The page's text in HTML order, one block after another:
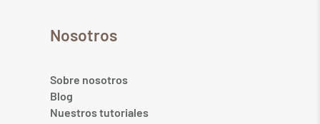
Nosotros
Sobre nosotros
Blog
Nuestros tutoriales